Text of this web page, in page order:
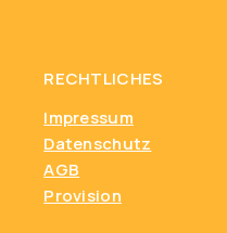
RECHTLICHES
Impressum
Datenschutz
AGB
Provision